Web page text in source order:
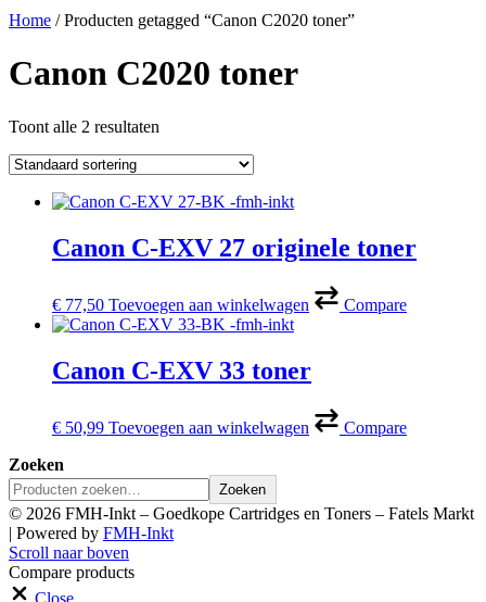
Home / Producten getagged “Canon C2020 toner”
Canon C2020 toner
Toont alle 2 resultaten
Canon C-EXV 27 originele toner
€ 77,50 Toevoegen aan winkelwagen Compare
Canon C-EXV 33 toner
€ 50,99 Toevoegen aan winkelwagen
Compare
Zoeken
Zoeken
© 2026 FMH-Inkt – Goedkope Cartridges en Toners – Fatels Markt
| Powered by FMH-Inkt
Scroll naar boven
Compare products
Close